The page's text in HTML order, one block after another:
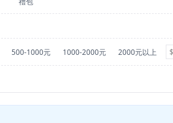
500-1000元 1000-2000元 2000元以上